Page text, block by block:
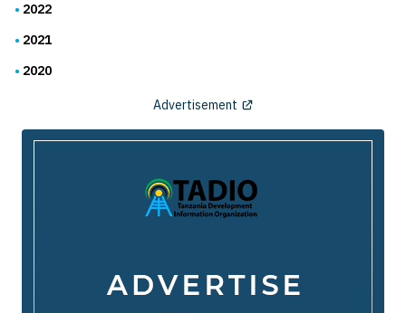
2022
2021
2020
Advertisement